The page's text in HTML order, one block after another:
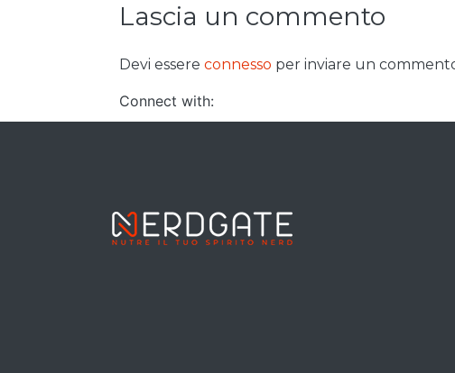
Lascia un commento
Devi essere connesso per inviare un
Connect with: